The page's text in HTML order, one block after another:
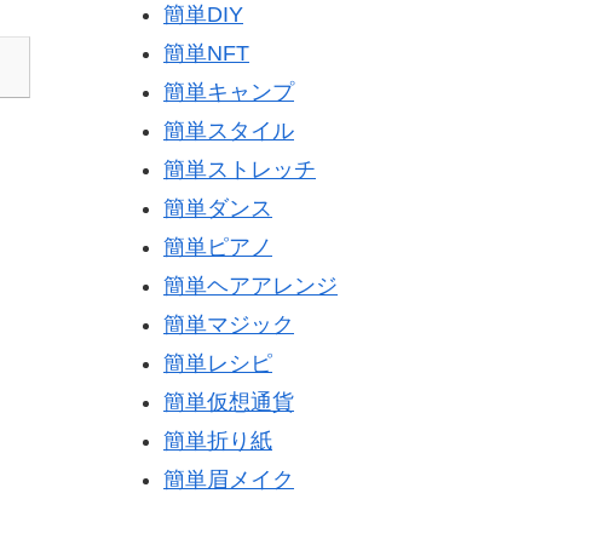
簡単DIY
簡単NFT
簡単キャンプ
簡単スタイル
簡単ストレッチ
簡単ダンス
簡単ピアノ
簡単ヘアアレンジ
簡単マジック
簡単レシピ
簡単仮想通貨
簡単折り紙
簡単眉メイク